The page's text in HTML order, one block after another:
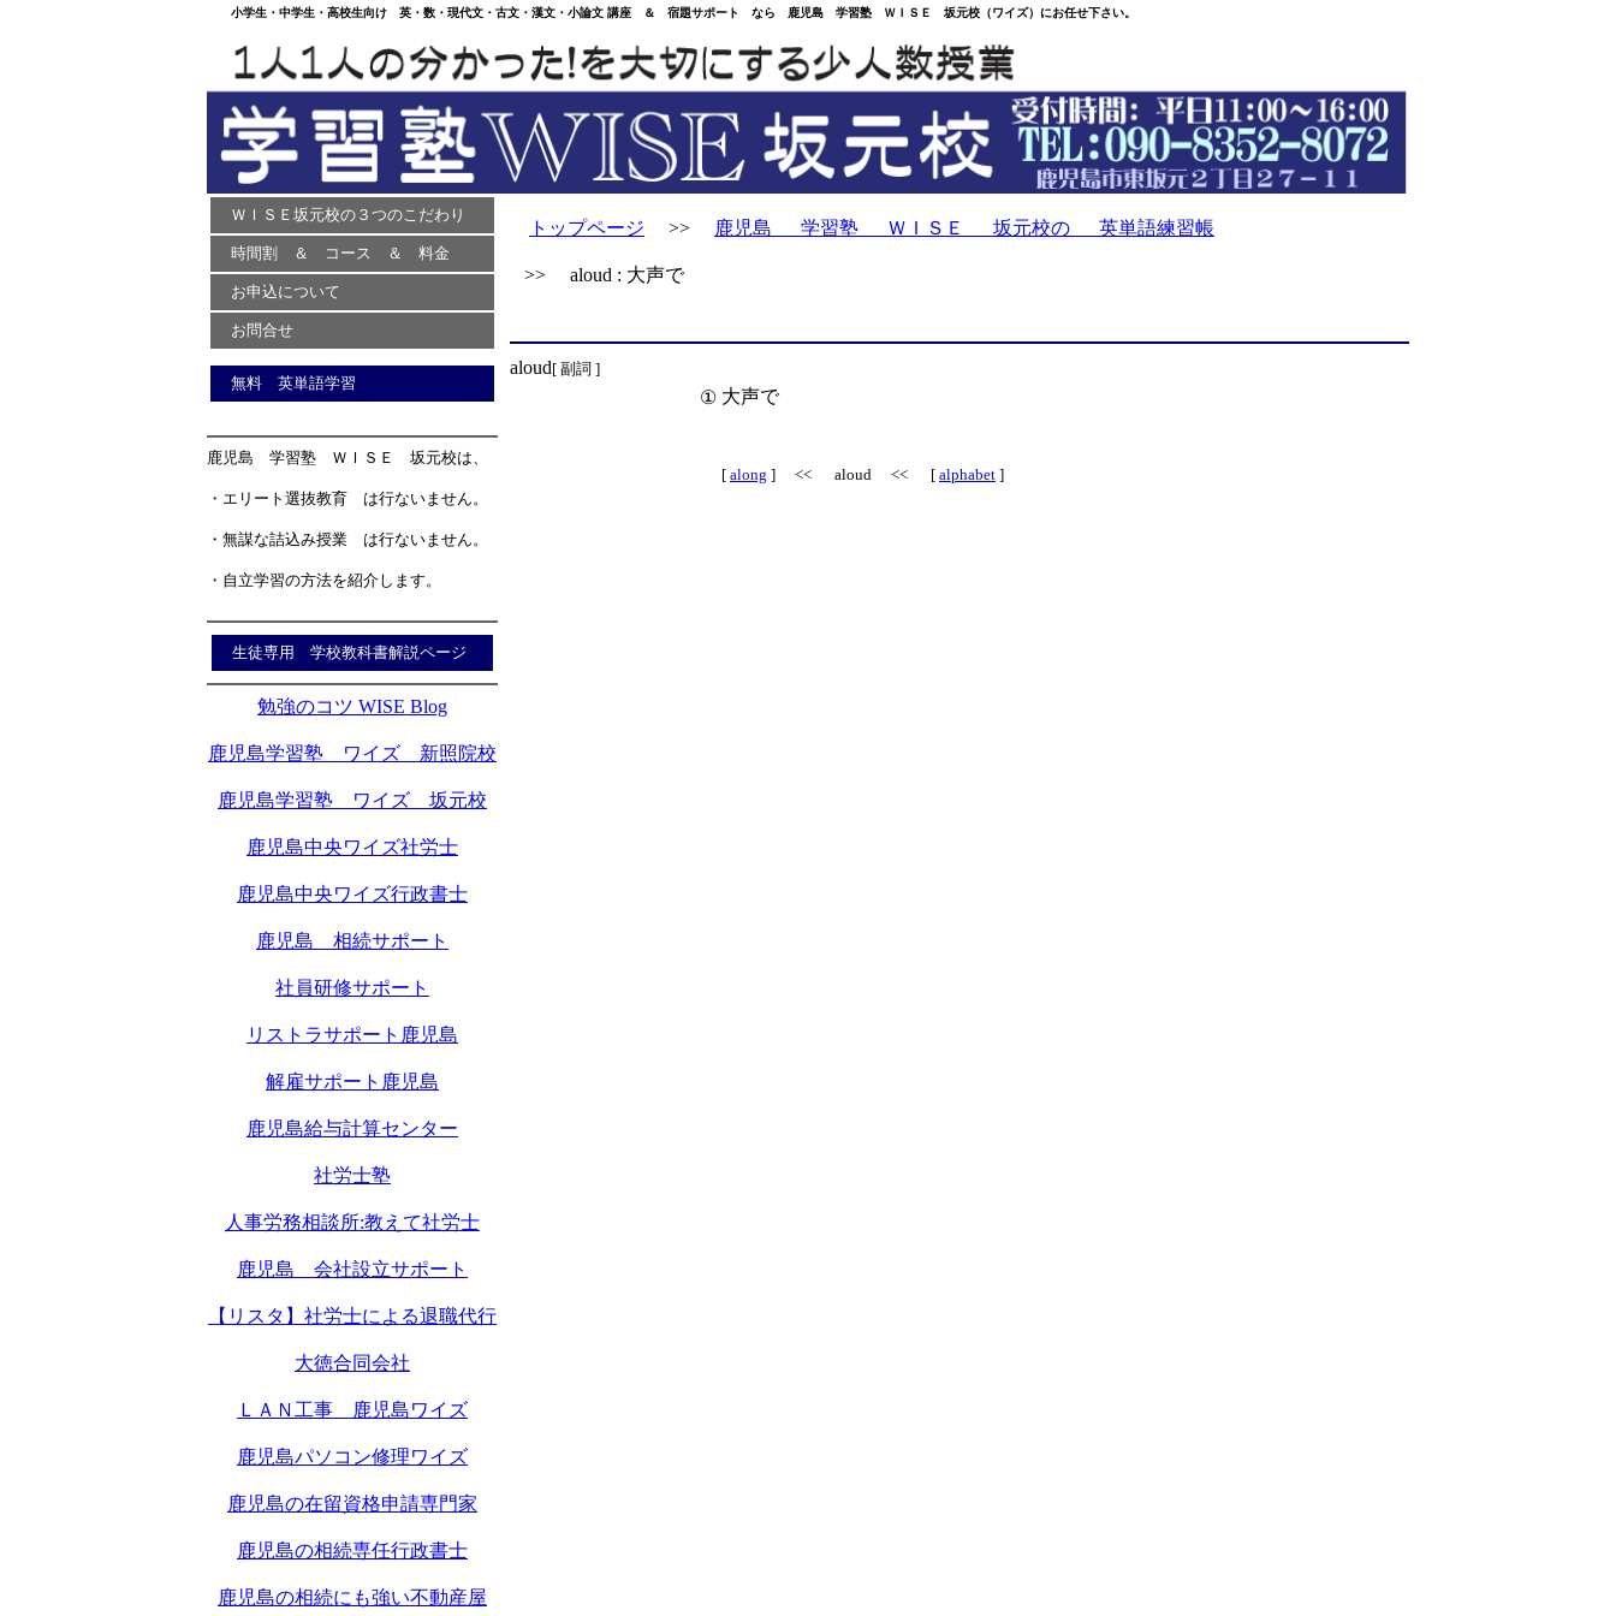
小学生・中学生・高校生向け 英・数・現代文・古文・漢文・小論文 講座 ＆ 宿題サポート なら 鹿児島 学習塾 ＷＩＳＥ 坂元校（ワイズ）にお任せ下さい。
ＷＩＳＥ坂元校の３つのこだわり
時間割 ＆ コース ＆ 料金
お申込について
お問合せ
無料 英単語学習
鹿児島 学習塾 ＷＩＳＥ 坂元校は、
・エリート選抜教育 は行ないません。
・無謀な詰込み授業 は行ないません。
・自立学習の方法を紹介します。
生徒専用 学校教科書解説ページ
勉強のコツ WISE Blog
鹿児島学習塾 ワイズ 新照院校
鹿児島学習塾 ワイズ 坂元校
鹿児島中央ワイズ社労士
鹿児島中央ワイズ行政書士
鹿児島 相続サポート
社員研修サポート
リストラサポート鹿児島
解雇サポート鹿児島
鹿児島給与計算センター
社労士塾
人事労務相談所:教えて社労士
鹿児島 会社設立サポート
【リスタ】社労士による退職代行
大徳合同会社
ＬＡＮ工事 鹿児島ワイズ
鹿児島パソコン修理ワイズ
鹿児島の在留資格申請専門家
鹿児島の相続専任行政書士
鹿児島の相続にも強い不動産屋
トップページ >> 鹿児島 学習塾 ＷＩＳＥ 坂元校の 英単語練習帳
>> aloud : 大声で
aloud[ 副詞 ]
① 大声で
[ along ] << aloud << [ alphabet ]